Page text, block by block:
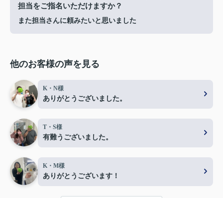
担当をご指名いただけますか？
また担当さんに頼みたいと思いました
他のお客様の声を見る
K・N様
ありがとうございました。
T・S様
有難うございました。
K・M様
ありがとうございます！